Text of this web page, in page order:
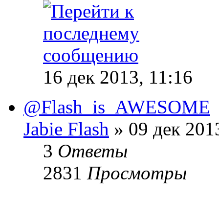
16 дек 2013, 11:16
@Flash_is_AWESOME
Jabie Flash » 09 дек
3 Ответы
2831 Просмотры